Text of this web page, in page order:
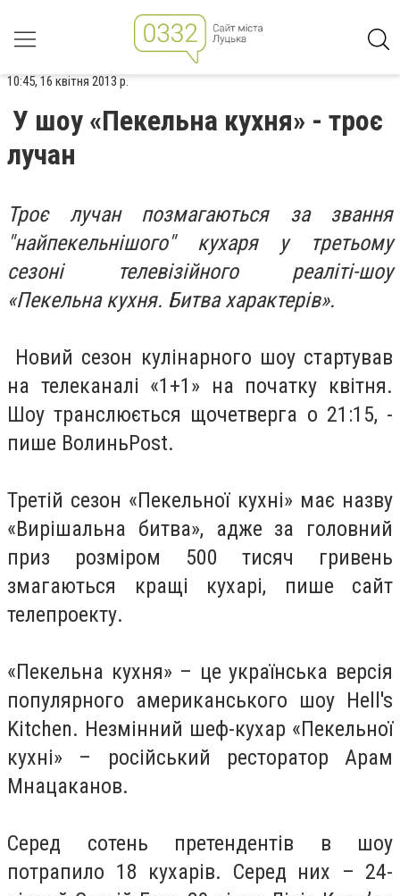
10:45, 16 квітня 2013 р.
У шоу «Пекельна кухня» - троє
лучан
Троє лучан позмагаються за звання
"найпекельнішого" кухаря у третьому
сезоні телевізійного реаліті-шоу
«Пекельна кухня. Битва характерів».
Новий сезон кулінарного шоу стартував
на телеканалі «1+1» на початку квітня.
Шоу транслюється щочетверга о 21:15, -
пише ВолиньPost.
Третій сезон «Пекельної кухні» має назву
«Вирішальна битва», адже за головний
приз розміром 500 тисяч гривень
змагаються кращі кухарі, пише сайт
телепроекту.
«Пекельна кухня» – це українська версія
популярного американського шоу Hell's
Kitchen. Незмінний шеф-кухар «Пекельної
кухні» – російський ресторатор Арам
Мнацаканов.
Серед сотень претендентів в шоу
потрапило 18 кухарів. Серед них – 24-